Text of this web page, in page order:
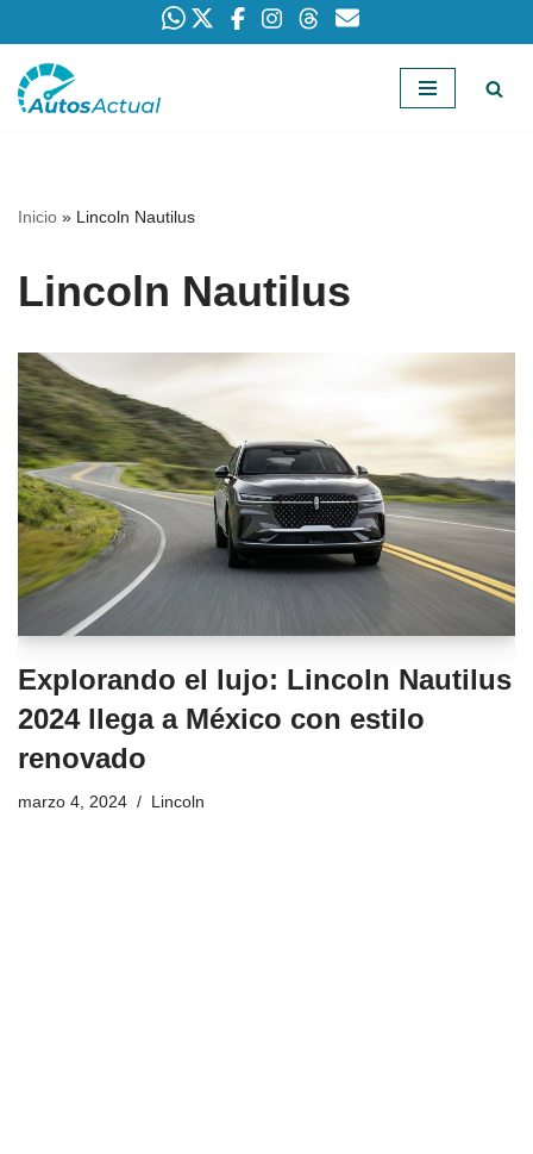
Saltar
Inicio » Lincoln Nautilus
Lincoln Nautilus
Explorando el lujo: Lincoln Nautilus
2024 llega a México con estilo
renovado
marzo 4, 2024 Lincoln